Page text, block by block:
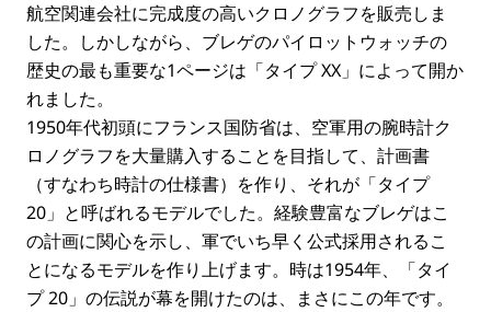
航空関連会社に完成度の高いクロノグラフを販売しま
した。しかしながら、ブレゲのパイロットウォッチの
歴史の最も重要な1ページは「タイプ XX」によって開か
れました。
1950年代初頭にフランス国防省は、空軍用の腕時計ク
ロノグラフを大量購入することを目指して、計画書
（すなわち時計の仕様書）を作り、それが「タイプ
20」と呼ばれるモデルでした。経験豊富なブレゲはこ
の計画に関心を示し、軍でいち早く公式採用されるこ
とになるモデルを作り上げます。時は1954年、「タイ
プ 20」の伝説が幕を開けたのは、まさにこの年です。